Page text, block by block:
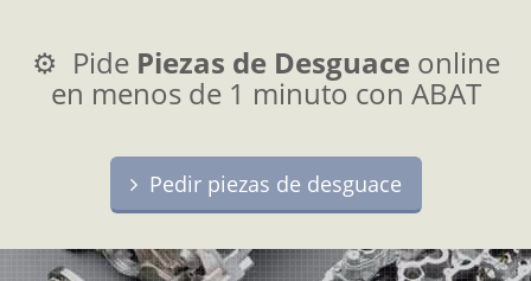
⚙️ Pide Piezas de Desguace online
en menos de 1 minuto con ABAT
Pedir piezas de desguace